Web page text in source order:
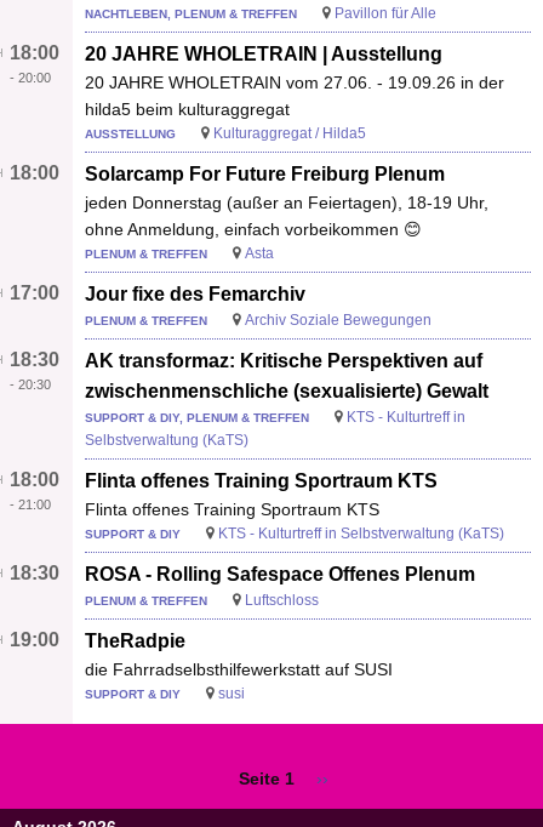
NACHTLEBEN, PLENUM & TREFFEN Pavillon für Alle
20 JAHRE WHOLETRAIN | Ausstellung
20 JAHRE WHOLETRAIN vom 27.06. - 19.09.26 in der
hilda5 beim kulturaggregat
18:00
- 20:00
AUSSTELLUNG Kulturaggregat / Hilda5
Solarcamp For Future Freiburg Plenum
jeden Donnerstag (außer an Feiertagen), 18-19 Uhr,
ohne Anmeldung, einfach vorbeikommen 😊
18:00
PLENUM & TREFFEN Asta
Jour fixe des Femarchiv
17:00
PLENUM & TREFFEN Archiv Soziale Bewegungen
AK transformaz: Kritische Perspektiven auf
zwischenmenschliche (sexualisierte) Gewalt
18:30
- 20:30
SUPPORT & DIY, PLENUM & TREFFEN
KTS - Kulturtreff in
Selbstverwaltung (KaTS)
Flinta offenes Training Sportraum KTS
Flinta offenes Training Sportraum KTS
18:00
- 21:00
SUPPORT & DIY KTS - Kulturtreff in Selbstverwaltung (KaTS)
ROSA - Rolling Safespace Offenes Plenum
18:30
PLENUM & TREFFEN Luftschloss
TheRadpie
die Fahrradselbsthilfewerkstatt auf SUSI
19:00
SUPPORT & DIY susi
Seite 1
Nächste
Seite
››